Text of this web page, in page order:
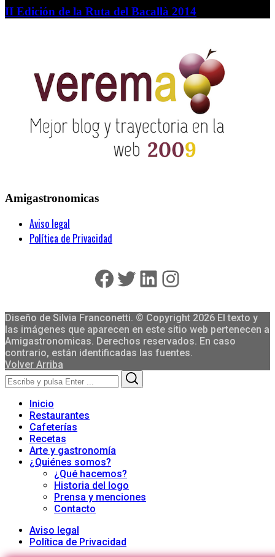
II Edición de la Ruta del Bacallà 2014
Amigastronomicas
Aviso legal
Política de Privacidad
Facebook
Twitter
LinkedIn
Instagram
Diseño de Silvia Franconetti. © Copyright 2026 El texto y
las imágenes que aparecen en este sitio web pertenecen a
Amigastronomicas. Derechos reservados. En caso
contrario, están identificadas las fuentes.
Volver Arriba
Search
for:
Inicio
Restaurantes
Cafeterías
Recetas
Arte y gastronomía
¿Quiénes somos?
¿Qué hacemos?
Historia del logo
Prensa y menciones
Contacto
Aviso legal
Política de Privacidad